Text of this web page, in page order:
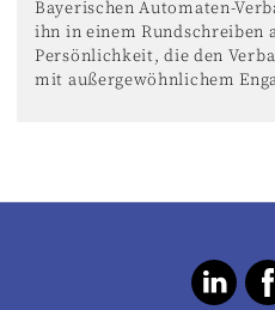
Bayerischen Automaten-
ihn in einem Rundschreiben
Persönlichkeit, die den
mit außergewöhnlichem